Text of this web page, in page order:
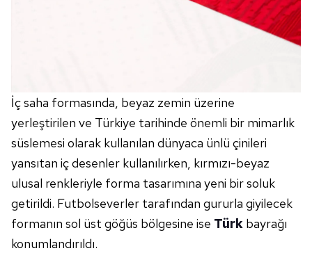
İç saha formasında, beyaz zemin üzerine
yerleştirilen ve Türkiye tarihinde önemli bir mimarlık
süslemesi olarak kullanılan dünyaca ünlü çinileri
yansıtan iç desenler kullanılırken, kırmızı-beyaz
ulusal renkleriyle forma tasarımına yeni bir soluk
getirildi. Futbolseverler tarafından gururla giyilecek
formanın sol üst göğüs bölgesine ise Türk bayrağı
konumlandırıldı.